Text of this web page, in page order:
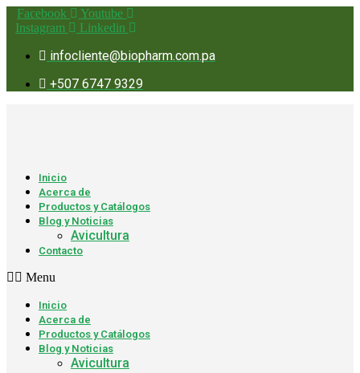
Facebook
Youtube
Instagram
Linkedin
infocliente@biopharm.com.pa
+507 6747 9329
Inicio
Acerca de
Productos y Catálogos
Blog y Noticias
Avicultura
Contacto
Menu
Inicio
Acerca de
Productos y Catálogos
Blog y Noticias
Avicultura